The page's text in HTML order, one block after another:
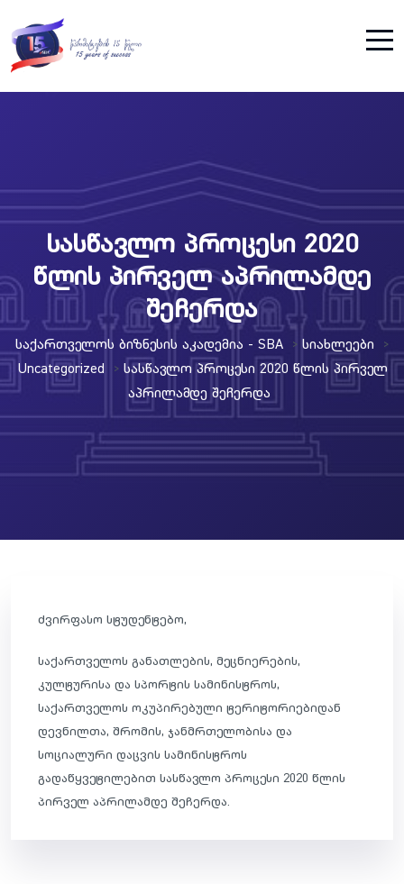
სასწავლო პროცესი 2020
წლის პირველ აპრილამდე
შეჩერდა
Საქართველოს Ბიზნესის Აკადემია - SBA > Სიახლეები >
Uncategorized > Სასწავლო Პროცესი 2020 Წლის Პირველ
Აპრილამდე Შეჩერდა
ძვირფასო სტუდენტებო,
საქართველოს განათლების, მეცნიერების,
კულტურისა და სპორტის სამინისტროს,
საქართველოს ოკუპირებული ტერიტორიებიდან
დევნილთა, შრომის, ჯანმრთელობისა და
სოციალური დაცვის სამინისტროს
გადაწყვეტილებით სასწავლო პროცესი 2020 წლის
პირველ აპრილამდე შეჩერდა.